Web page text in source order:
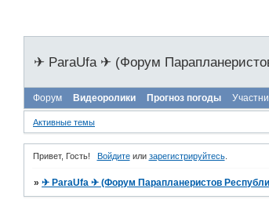
✈ ParaUfa ✈ (Форум
Форум Видеоролики Прогноз погоды
Активные темы
Привет, Гость! Войдитеили зарегистрируйтесь.
»✈ ParaUfa ✈ (Форум Парапланеристов